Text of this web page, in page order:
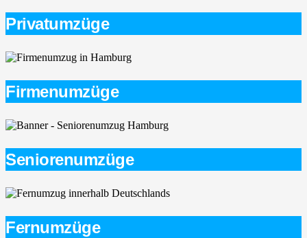
Privatumzüge
Firmenumzüge
Seniorenumzüge
Fernumzüge